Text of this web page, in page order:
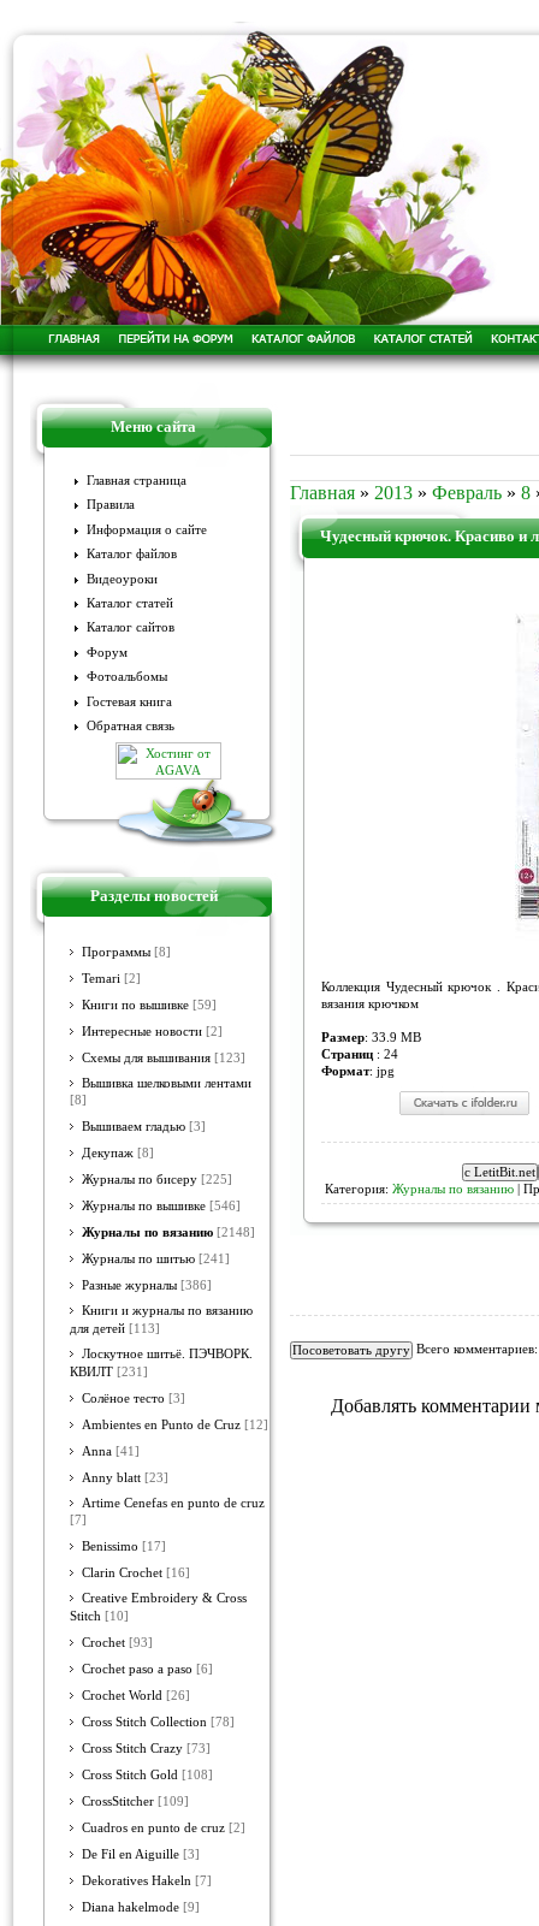
Меню сайта
Главная страница
Правила
Информация о сайте
Каталог файлов
Видеоуроки
Каталог статей
Каталог сайтов
Форум
Фотоальбомы
Гостевая книга
Обратная связь
Разделы новостей
Программы [8]
Temari [2]
Книги по вышивке [59]
Интересные новости [2]
Схемы для вышивания [123]
Вышивка шелковыми лентами
[8]
Вышиваем гладью [3]
Декупаж [8]
Журналы по бисеру [225]
Журналы по вышивке [546]
Журналы по вязанию [2148]
Журналы по шитью [241]
Разные журналы [386]
Книги и журналы по вязанию
для детей [113]
Лоскутное шитьё. ПЭЧВОРК.
КВИЛТ [231]
Солёное тесто [3]
Ambientes en Punto de Cruz [12]
Anna [41]
Anny blatt [23]
Artime Cenefas en punto de cruz
[7]
Benissimo [17]
Clarin Crochet [16]
Creative Embroidery & Cross
Stitch [10]
Crochet [93]
Crochet paso a paso [6]
Crochet World [26]
Cross Stitch Collection [78]
Cross Stitch Crazy [73]
Cross Stitch Gold [108]
CrossStitcher [109]
Cuadros en punto de cruz [2]
De Fil en Aiguille [3]
Dekoratives Hakeln [7]
Diana hakelmode [9]
Главная » 2013 » Февраль » 8
Чудесный крючок. Красиво и
Коллекция Чудесный крючок .
вязания крючком
Размер: 33.9 MB
Страниц : 24
Формат: jpg
Категория: Журналы по вязанию |
Всего
Добавлять комментарии